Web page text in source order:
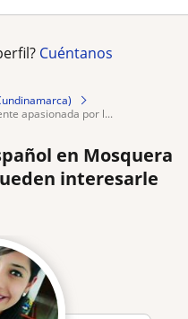
Cuéntanos
apasionada por l...
en Mosquera
interesarle